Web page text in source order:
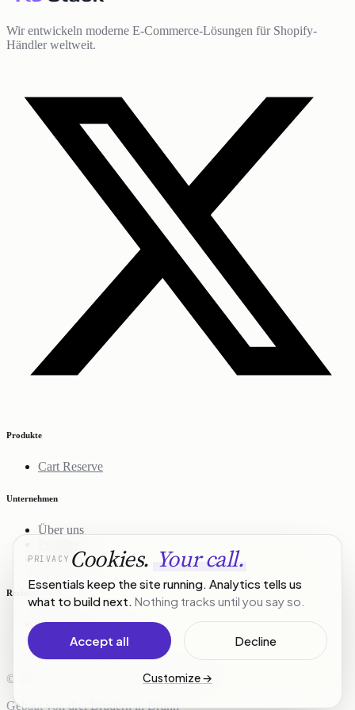
Wir entwickeln moderne E-Commerce-Lösungen für Shopify-
Händler weltweit.
Produkte
Cart Reserve
Unternehmen
Über uns
Kontakt
Rechtliches
Datenschutz
Nutzungsbedingungen
© 2026 R3Stack. Alle Rechte vorbehalten.
Gebaut von drei Brüdern in Brünn
PRIVACY Cookies. Your call.
Essentials keep the site running. Analytics tells us
what to build next. Nothing tracks until you say so.
Accept all Decline
Customize→